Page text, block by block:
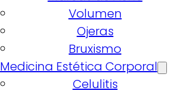
Volumen
Ojeras
Bruxismo
Medicina Estética Corporal
Celulitis